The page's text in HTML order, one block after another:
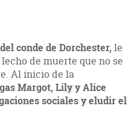
conde de Dorchester, le
de muerte que no se
Al inicio de la
Margot, Lily y Alice
sociales y eludir el